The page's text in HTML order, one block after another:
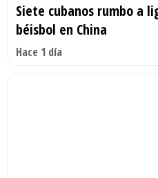
Siete cubanos rumbo a
béisbol en China
Hace 1 día